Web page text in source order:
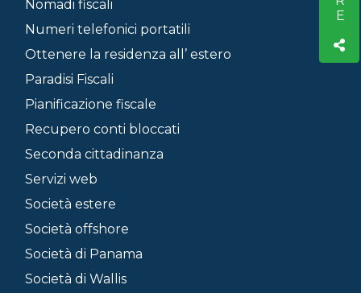
Nomadi fiscali
Numeri telefonici portatili
Ottenere la residenza all’ estero
Paradisi Fiscali
Pianificazione fiscale
Recupero conti bloccati
Seconda cittadinanza
Servizi web
Società estere
Società offshore
Società di Panama
Società di Wallis